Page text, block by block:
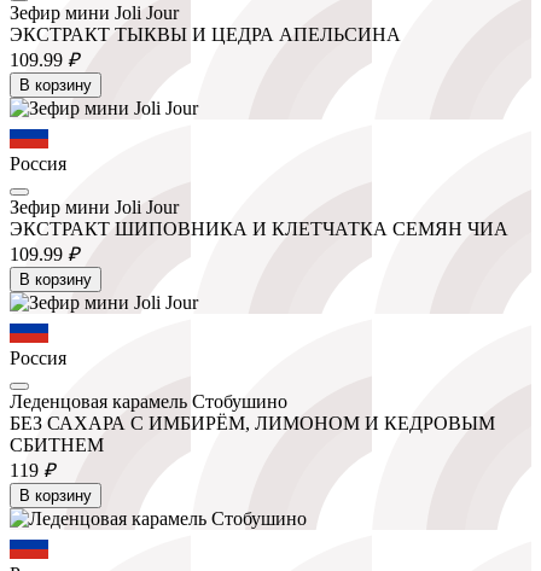
Зефир мини Joli Jour
ЭКСТРАКТ ТЫКВЫ И ЦЕДРА АПЕЛЬСИНА
109.99 ₽
В корзину
Россия
Зефир мини Joli Jour
ЭКСТРАКТ ШИПОВНИКА И КЛЕТЧАТКА СЕМЯН ЧИА
109.99 ₽
В корзину
Россия
Леденцовая карамель Стобушино
БЕЗ САХАРА С ИМБИРЁМ, ЛИМОНОМ И КЕДРОВЫМ
СБИТНЕМ
119 ₽
В корзину